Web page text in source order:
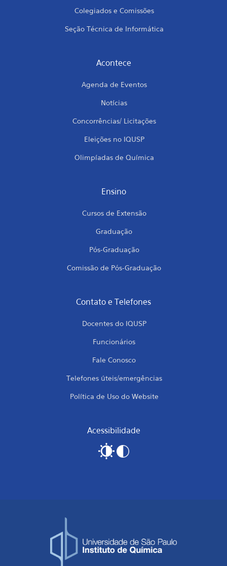
Colegiados e Comissões
Seção Técnica de Informática
Acontece
Agenda de Eventos
Notícias
Concorrências/ Licitações
Eleições no IQUSP
Olimpíadas de Química
Ensino
Cursos de Extensão
Graduação
Pós-Graduação
Comissão de Pós-Graduação
Contato e Telefones
Docentes do IQUSP
Funcionários
Fale Conosco
Telefones úteis/emergências
Política de Uso do Website
Acessibilidade